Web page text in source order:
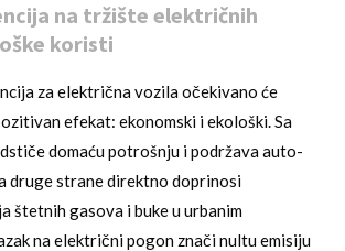
na tržište električnih
koristi
za električna vozila očekivano će
efekat: ekonomski i ekološki. Sa
domaću potrošnju i podržava auto-
druge strane direktno doprinosi
štetnih gasova i buke u urbanim
na električni pogon znači nultu emisiju